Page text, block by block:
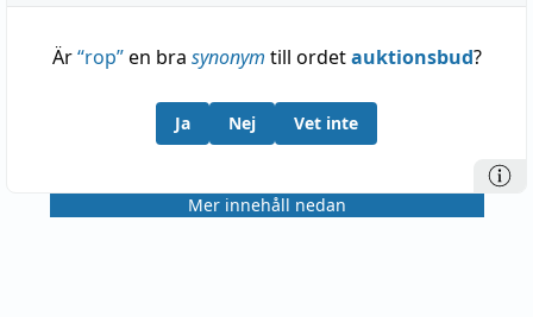
Är“rop”en bra synonym till ordetauktionsbud?
Ja Nej Vet inte
Mer innehåll nedan